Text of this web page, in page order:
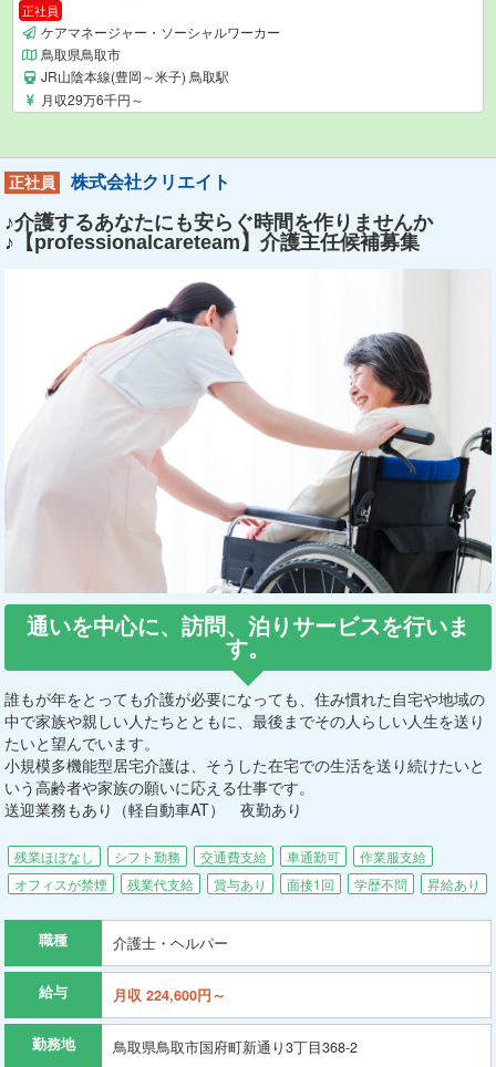
正社員
ケアマネージャー・ソーシャルワーカー
鳥取県鳥取市
JR山陰本線(豊岡～米子) 鳥取駅
月収29万6千円～
正社員 株式会社クリエイト
♪介護するあなたにも安らぐ時間を作りませんか
♪【professionalcareteam】介護主任候補募集
通いを中心に、訪問、泊りサービスを行いま
す。
誰もが年をとっても介護が必要になっても、住み慣れた自宅や地域の
中で家族や親しい人たちとともに、最後までその人らしい人生を送り
たいと望んでいます。
小規模多機能型居宅介護は、そうした在宅での生活を送り続けたいと
いう高齢者や家族の願いに応える仕事です。
送迎業務もあり（軽自動車AT） 夜勤あり
残業ほぼなし シフト勤務 交通費支給 車通勤可
作業服支給
オフィスが禁煙
残業代支給 賞与あり 面接1回 学歴不問 昇給あり
職種 介護士・ヘルパー
給与 月収 224,600円～
勤務地 鳥取県鳥取市国府町新通り3丁目368-2